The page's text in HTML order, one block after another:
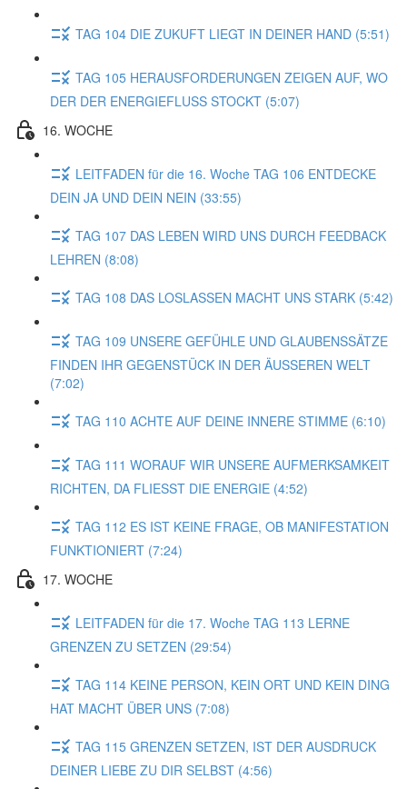
TAG 104 DIE ZUKUFT LIEGT IN DEINER HAND (5:51)
TAG 105 HERAUSFORDERUNGEN ZEIGEN AUF, WO
DER DER ENERGIEFLUSS STOCKT (5:07)
16. WOCHE
LEITFADEN für die 16. Woche TAG 106 ENTDECKE
DEIN JA UND DEIN NEIN (33:55)
TAG 107 DAS LEBEN WIRD UNS DURCH FEEDBACK
LEHREN (8:08)
TAG 108 DAS LOSLASSEN MACHT UNS STARK (5:42)
TAG 109 UNSERE GEFÜHLE UND GLAUBENSSÄTZE
FINDEN IHR GEGENSTÜCK IN DER ÄUSSEREN WELT
(7:02)
TAG 110 ACHTE AUF DEINE INNERE STIMME (6:10)
TAG 111 WORAUF WIR UNSERE AUFMERKSAMKEIT
RICHTEN, DA FLIESST DIE ENERGIE (4:52)
TAG 112 ES IST KEINE FRAGE, OB MANIFESTATION
FUNKTIONIERT (7:24)
17. WOCHE
LEITFADEN für die 17. Woche TAG 113 LERNE
GRENZEN ZU SETZEN (29:54)
TAG 114 KEINE PERSON, KEIN ORT UND KEIN DING
HAT MACHT ÜBER UNS (7:08)
TAG 115 GRENZEN SETZEN, IST DER AUSDRUCK
DEINER LIEBE ZU DIR SELBST (4:56)